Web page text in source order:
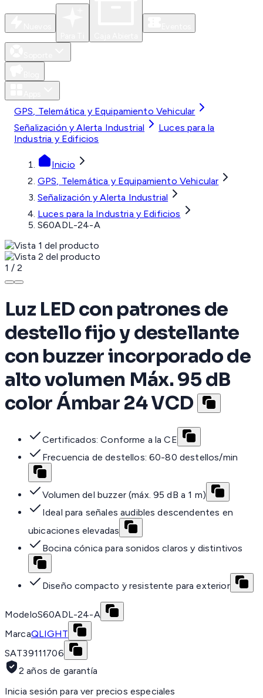
GPS, Telemática y Equipamiento Vehicular
Señalización y Alerta Industrial
Luces para la
Industria y Edificios
Inicio
GPS, Telemática y Equipamiento Vehicular
Señalización y Alerta Industrial
Luces para la Industria y Edificios
S60ADL-24-A
1 / 2
Luz LED con patrones de
destello fijo y destellante
con buzzer incorporado de
alto volumen Máx. 95 dB
color Ámbar 24 VCD
Certificados: Conforme a la CE
Frecuencia de destellos: 60-80 destellos/min
Volumen del buzzer (máx. 95 dB a 1 m)
Ideal para señales audibles descendentes en
ubicaciones elevadas
Bocina cónica para sonidos claros y distintivos
Diseño compacto y resistente para exterior
ModeloS60ADL-24-A
MarcaQLIGHT
SAT39111706
2 años de garantía
Inicia sesión para ver precios especiales